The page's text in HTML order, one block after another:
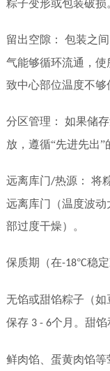
粽子变形或包装破损
留出空隙：
包装之
气能够循环流通，
致中心部位温度不够
分区管理：
如果储
放，遵循“先进先出”
远离库门/热源：
将
远离库门（温度波
部过度干燥）。
保质期（在-18°C稳定
无馅或甜馅粽子（如
保存3 - 6个月。甜馅
鲜肉馅、蛋黄肉馅等